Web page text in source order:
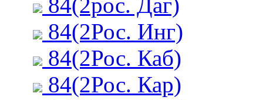
84(2рос. Даг)
84(2Рос. Инг)
84(2Рос. Каб)
84(2Рос. Кар)